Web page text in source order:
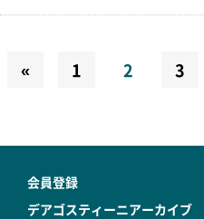
« 1 2 3
会員登録
デアゴスティーニアーカイブ